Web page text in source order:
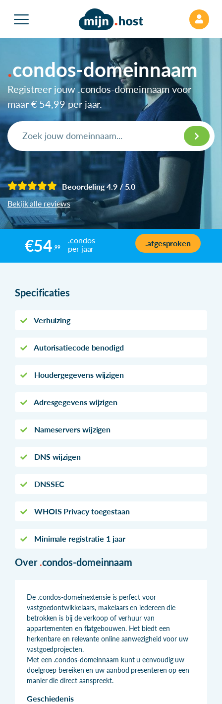
condos-domeinnaam
Registreer jouw .condos-domeinnaam voor
maar € 54,99 per jaar.
Beoordeling 4.9 / 5.0
Bekijk alle reviews
€54 ,99
.condos
per jaar
.afgesproken
Specificaties
Verhuizing
Autorisatiecode benodigd
Houdergegevens wijzigen
Adresgegevens wijzigen
Nameservers wijzigen
DNS wijzigen
DNSSEC
WHOIS Privacy toegestaan
Minimale registratie 1 jaar
Over .condos-domeinnaam
De .condos-domeinextensie is perfect voor
vastgoedontwikkelaars, makelaars en iedereen die
betrokken is bij de verkoop of verhuur van
appartementen en flatgebouwen. Het biedt een
herkenbare en relevante online aanwezigheid voor uw
vastgoedprojecten.
Met een .condos-domeinnaam kunt u eenvoudig uw
doelgroep bereiken en uw aanbod presenteren op een
manier die direct aanspreekt.
Geschiedenis